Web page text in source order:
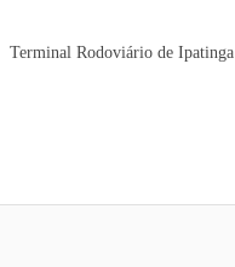
Terminal Rodoviário de Ipatinga